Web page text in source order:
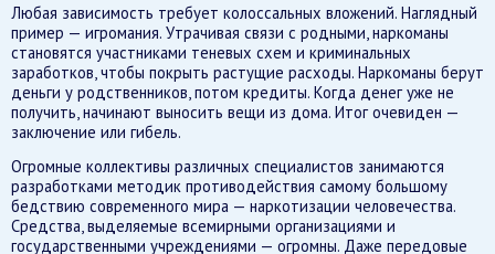
Любая зависимость требует колоссальных вложений. Наглядный
пример — игромания. Утрачивая связи с родными, наркоманы
становятся участниками теневых схем и криминальных
заработков, чтобы покрыть растущие расходы. Наркоманы берут
деньги у родственников, потом кредиты. Когда денег уже не
получить, начинают выносить вещи из дома. Итог очевиден —
заключение или гибель.
Огромные коллективы различных специалистов занимаются
разработками методик противодействия самому большому
бедствию современного мира — наркотизации человечества.
Средства, выделяемые всемирными организациями и
государственными учреждениями — огромны. Даже передовые